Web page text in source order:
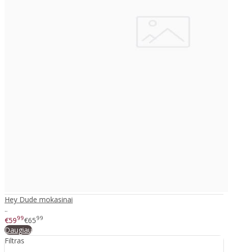
Hey Dude mokasinai
..
€5999€6599
Daugiau
Filtras